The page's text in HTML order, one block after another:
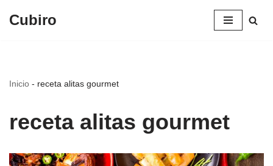
Cubiro
Inicio - receta alitas gourmet
receta alitas gourmet